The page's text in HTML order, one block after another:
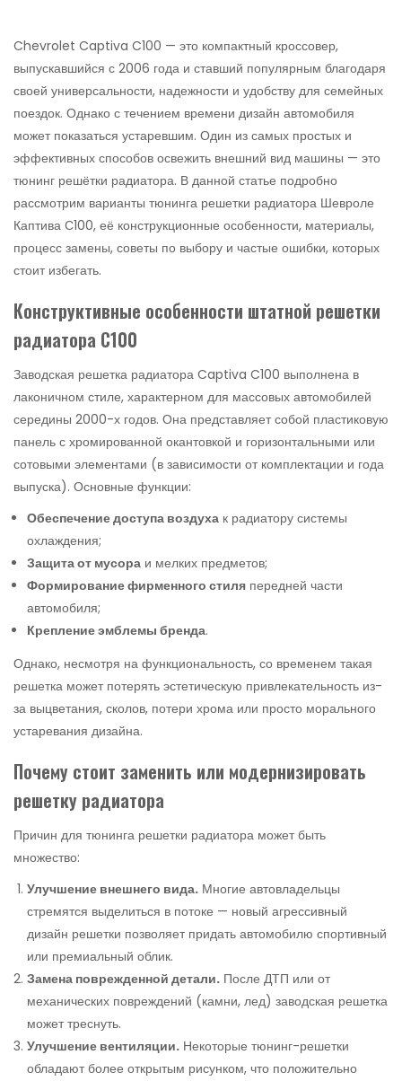
Chevrolet Captiva C100 — это компактный кроссовер,
выпускавшийся с 2006 года и ставший популярным благодаря
своей универсальности, надежности и удобству для семейных
поездок. Однако с течением времени дизайн автомобиля
может показаться устаревшим. Один из самых простых и
эффективных способов освежить внешний вид машины — это
тюнинг решётки радиатора. В данной статье подробно
рассмотрим варианты тюнинга решетки радиатора Шевроле
Каптива С100, её конструкционные особенности, материалы,
процесс замены, советы по выбору и частые ошибки, которых
стоит избегать.
Конструктивные особенности штатной решетки
радиатора C100
Заводская решетка радиатора Captiva C100 выполнена в
лаконичном стиле, характерном для массовых автомобилей
середины 2000-х годов. Она представляет собой пластиковую
панель с хромированной окантовкой и горизонтальными или
сотовыми элементами (в зависимости от комплектации и года
выпуска). Основные функции:
Обеспечение доступа воздуха к радиатору системы
охлаждения;
Защита от мусора и мелких предметов;
Формирование фирменного стиля передней части
автомобиля;
Крепление эмблемы бренда.
Однако, несмотря на функциональность, со временем такая
решетка может потерять эстетическую привлекательность из-
за выцветания, сколов, потери хрома или просто морального
устаревания дизайна.
Почему стоит заменить или модернизировать
решетку радиатора
Причин для тюнинга решетки радиатора может быть
множество:
Улучшение внешнего вида. Многие автовладельцы
стремятся выделиться в потоке — новый агрессивный
дизайн решетки позволяет придать автомобилю спортивный
или премиальный облик.
Замена поврежденной детали. После ДТП или от
механических повреждений (камни, лед) заводская решетка
может треснуть.
Улучшение вентиляции. Некоторые тюнинг-решетки
обладают более открытым рисунком, что положительно